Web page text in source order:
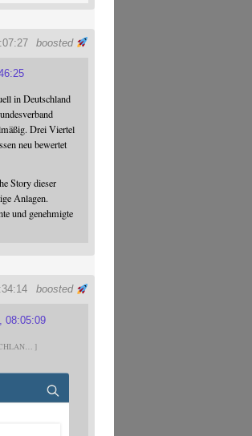
boosted
in Deutschland
Drei Viertel
neu bewertet
Story dieser
Anlagen.
und genehmigte
boosted
08:05:09